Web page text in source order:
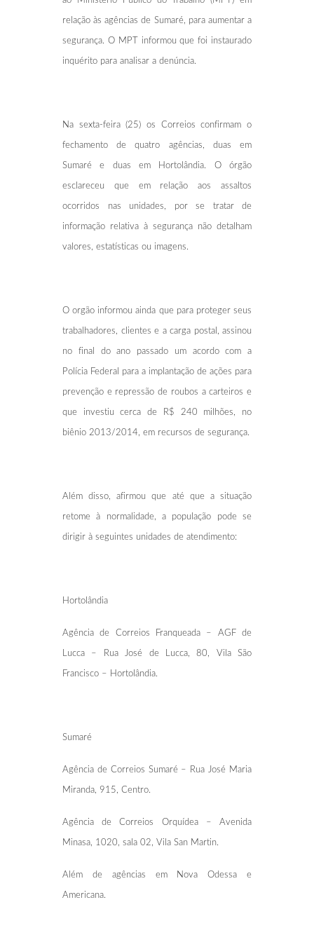
relação às agências de Sumaré, para aumentar a
segurança. O MPT informou que foi instaurado
inquérito para analisar a denúncia.
Na sexta-feira (25) os Correios confirmam o
fechamento de quatro agências, duas em
Sumaré e duas em Hortolândia. O órgão
esclareceu que em relação aos assaltos
ocorridos nas unidades, por se tratar de
informação relativa à segurança não detalham
valores, estatísticas ou imagens.
O orgão informou ainda que para proteger seus
trabalhadores, clientes e a carga postal, assinou
no final do ano passado um acordo com a
Polícia Federal para a implantação de ações para
prevenção e repressão de roubos a carteiros e
que investiu cerca de R$ 240 milhões, no
biênio 2013/2014, em recursos de segurança.
Além disso, afirmou que até que a situação
retome à normalidade, a população pode se
dirigir à seguintes unidades de atendimento:
Hortolândia
Agência de Correios Franqueada – AGF de
Lucca – Rua José de Lucca, 80, Vila São
Francisco – Hortolândia.
Sumaré
Agência de Correios Sumaré – Rua José Maria
Miranda, 915, Centro.
Agência de Correios Orquídea – Avenida
Minasa, 1020, sala 02, Vila San Martin.
Além de agências em Nova Odessa e
Americana.